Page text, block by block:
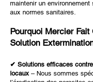
maintenir un environnement
aux normes sanitaires.
Pourquoi Mercier
Solution
✔ Solutions efficaces
locaux – Nous sommes